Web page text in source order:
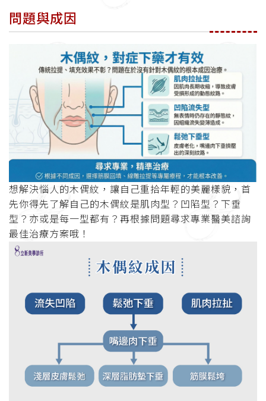
問題與成因
想解決惱人的木偶紋，讓自己重拾年輕的美麗樣貌，首
先你得先了解自己的木偶紋是肌肉型？凹陷型？下垂
型？亦或是每一型都有？再根據問題尋求專業醫美諮詢
最佳治療方案哦！